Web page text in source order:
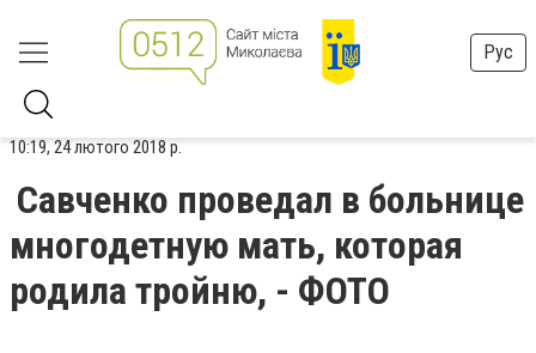
Рус
10:19, 24 лютого 2018 р.
Савченко проведал в больнице
многодетную мать, которая
родила тройню, - ФОТО